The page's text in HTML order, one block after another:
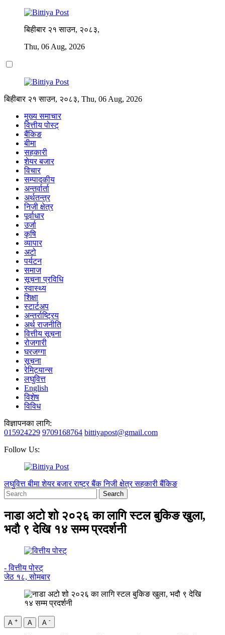
बिहीबार २१ साउन, २०८३,
Thu, 06 Aug, 2026
बिहीबार २१ साउन, २०८३, Thu, 06 Aug, 2026
मुख्य समाचार
वित्तीय पोस्ट्
बैंकिङ
बीमा
सहकारी
शेयर बजार
विचार
सम्पादकीय
अन्तर्वार्ता
अर्थतन्त्र
निजी क्षेत्र
पूर्वाधार
उर्जा
कृषि
व्यापार
अटो
पर्यटन
समाज
सूचना प्रविधि
स्वास्थ्य
शिक्षा
स्टार्टअप
अन्तर्राष्ट्रिय
अर्थ राजनीति
वित्तीय सूचना
रोजगारी
घरजग्गा
सूचना
रेमिट्यान्स
लघुवित्त
English
विशेष
विविध
विज्ञापनका लागि:
015924229 9709168764 bittiyapost@gmail.com
Follow Us:
लघुवित्तबीमाशेयर बजारराष्ट्र बैंकनिजी क्षेत्रसहकारीबैंकिङ
नाडा अटो शो २०२६ का लागि स्टल बुकिङ खुला,
भदौ ९ देखि १४ सम्म प्रदर्शनी
- वित्तीय पोस्ट्
जेठ १८, सोमबार
A + A A -